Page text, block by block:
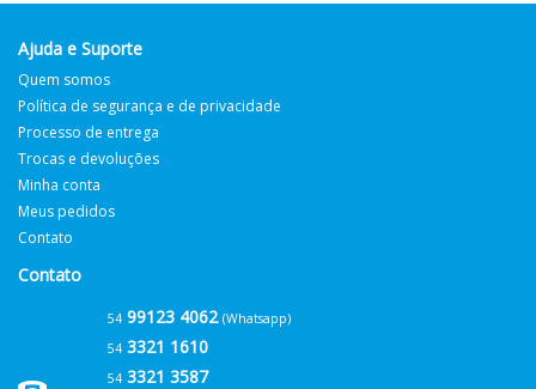
Ajuda e Suporte
Quem somos
Política de segurança e de privacidade
Processo de entrega
Trocas e devoluções
Minha conta
Meus pedidos
Contato
Contato
5499123 4062 (Whatsapp)
543321 1610
543321 3587